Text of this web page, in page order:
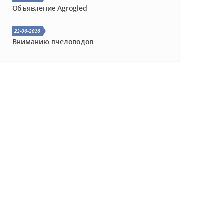
ГОД
Объявление Agrogled
22-06-2026
Вниманию пчеловодов